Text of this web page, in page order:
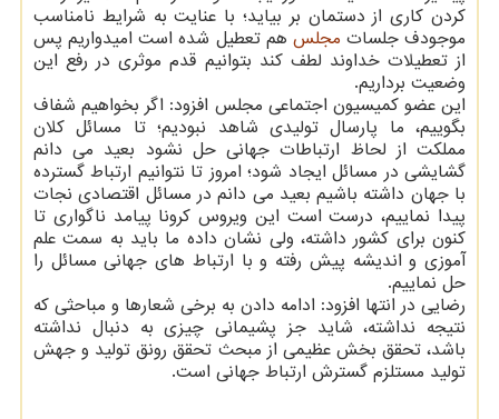
كردن كاری از دستمان بر بیاید؛ با عنایت به شرایط نامناسب
موجودف جلسات مجلس هم تعطیل شده است امیدواریم پس
از تعطیلات خداوند لطف كند بتوانیم قدم موثری در رفع این
وضعیت برداریم.
این عضو كمیسیون اجتماعی مجلس افزود: اگر بخواهیم شفاف
بگوییم، ما پارسال تولیدی شاهد نبودیم؛ تا مسائل كلان
مملكت از لحاظ ارتباطات جهانی حل نشود بعید می دانم
گشایشی در مسائل ایجاد شود؛ امروز تا نتوانیم ارتباط گسترده
با جهان داشته باشیم بعید می دانم در مسائل اقتصادی نجات
پیدا نماییم، درست است این ویروس كرونا پیامد ناگواری تا
كنون برای كشور داشته، ولی نشان داده ما باید به سمت علم
آموزی و اندیشه پیش رفته و با ارتباط های جهانی مسائل را
حل نماییم.
رضایی در انتها افزود: ادامه دادن به برخی شعارها و مباحثی كه
نتیجه نداشته، شاید جز پشیمانی چیزی به دنبال نداشته
باشد، تحقق بخش عظیمی از مبحث تحقق رونق تولید و جهش
تولید مستلزم گسترش ارتباط جهانی است.